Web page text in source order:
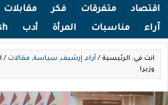
اقتصاد
متفرقات فكر مقابلات
آراء
مناسبات المرأة أدب
انت في: الرئيسية / آراء, إرشيف, سياسة, مقالات /
وزيرا